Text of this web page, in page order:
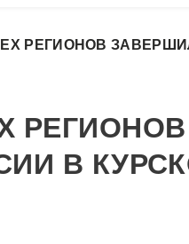
РЕГИОНОВ
В